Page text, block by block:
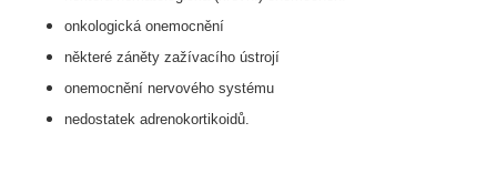
onkologická onemocnění
některé záněty zažívacího ústrojí
onemocnění nervového systému
nedostatek adrenokortikoidů.